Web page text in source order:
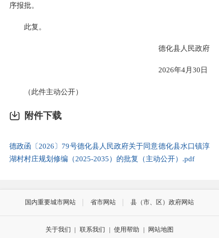
序报批。
此复。
德化县人民政府
2026年4月30日
（此件主动公开）
附件下载
德政函〔2026〕79号德化县人民政府关于同意德化县水口镇淳
湖村村庄规划修编（2025-2035）的批复（主动公开）.pdf
国内重要城市网站 省市网站 县（市、区）政府网站
关于我们 | 联系我们 | 使用帮助 | 网站地图